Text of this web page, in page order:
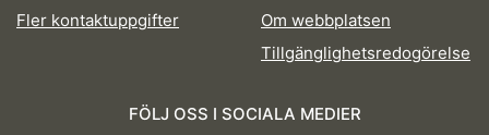
Fler kontaktuppgifter
Om webbplatsen
Tillgänglighetsredogörelse
FÖLJ OSS I SOCIALA MEDIER